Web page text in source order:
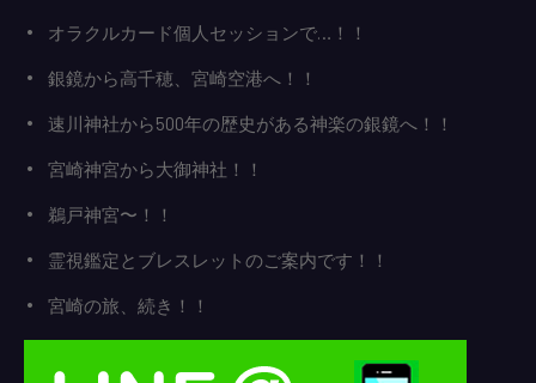
オラクルカード個人セッションで…！！
銀鏡から高千穂、宮崎空港へ！！
速川神社から500年の歴史がある神楽の銀鏡へ！！
宮崎神宮から大御神社！！
鵜戸神宮〜！！
霊視鑑定とブレスレットのご案内です！！
宮崎の旅、続き！！